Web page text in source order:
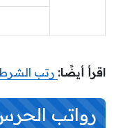
اقرأ أيضًا: رتب
رواتب